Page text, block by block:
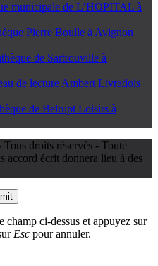
municipale de L’HOPITAL à
Pierre Boulle à Avignon
de Sartrouville à
de lecture Ambert Livradois
de Belrupt Loisirs à
droits réservés - Toute
accord écrit donnera lieu à des
champ ci-dessus et appuyez sur
Esc pour annuler.